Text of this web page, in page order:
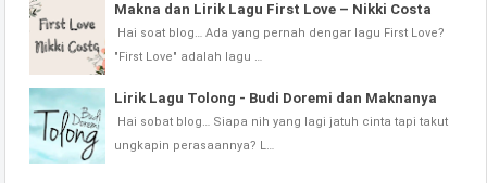
Makna dan Lirik Lagu First Love – Nikki Costa
Hai soat blog… Ada yang pernah dengar lagu First Love?
"First Love" adalah lagu …
Lirik Lagu Tolong - Budi Doremi dan Maknanya
Hai sobat blog… Siapa nih yang lagi jatuh cinta tapi takut
ungkapin perasaannya? L…